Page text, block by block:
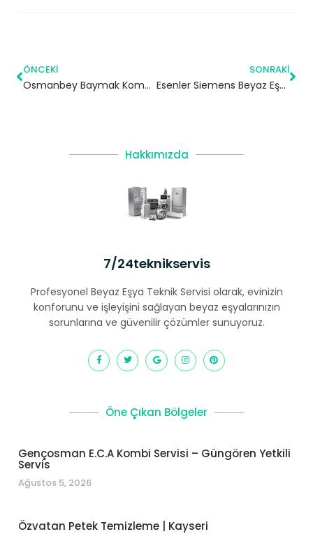
ÖNCEKI
Osmanbey Baymak Kombi Servisi – Şişli Yetkili Servis
SONRAKI
Esenler Siemens Beyaz Eşya Servisi
Hakkımızda
7/24teknikservis
Profesyonel Beyaz Eşya Teknik Servisi olarak, evinizin
konforunu ve işleyişini sağlayan beyaz eşyalarınızın
sorunlarına ve güvenilir çözümler sunuyoruz.
Öne Çıkan Bölgeler
Gençosman E.C.A Kombi Servisi – Güngören Yetkili
Servis
Ağustos 5, 2026
Özvatan Petek Temizleme | Kayseri